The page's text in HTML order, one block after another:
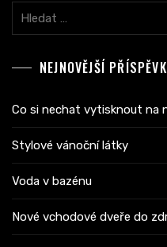
Vyhledávání
NEJNOVĚJŠÍ
Co si nechat vytisknout na
Stylové vánoční látky
Voda v bazénu
Nové vchodové dveře do